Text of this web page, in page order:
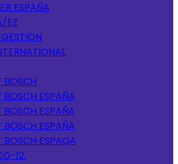
ESPAÑA
EZ
BOSCH
BOSCH ESPAÑA
BOSCH ESPAÑA
BOSCH ESPAÑA
BOSCH ESPAQA
12.